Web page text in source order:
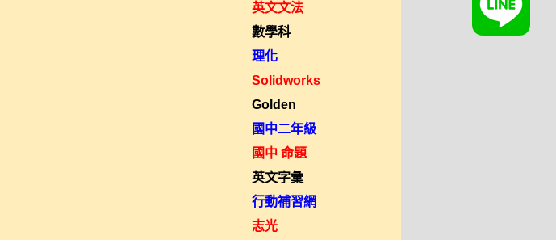
英文文法
數學科
理化
Solidworks
Golden
國中二年級
國中 命題
英文字彙
行動補習網
志光